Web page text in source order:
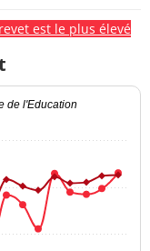
est le plus élevé
de l'Education